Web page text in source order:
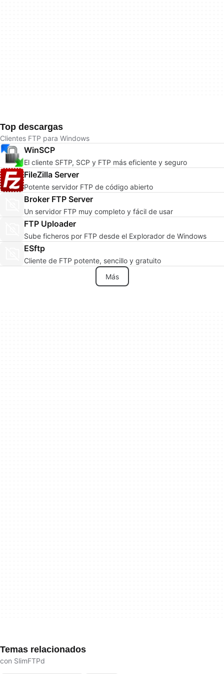
Top descargas
Clientes FTP para Windows
WinSCP
El cliente SFTP, SCP y FTP más eficiente y seguro
FileZilla Server
Potente servidor FTP de código abierto
Broker FTP Server
Un servidor FTP muy completo y fácil de usar
FTP Uploader
Sube ficheros por FTP desde el Explorador de Windows
ESftp
Cliente de FTP potente, sencillo y gratuito
Más
Temas relacionados
con SlimFTPd